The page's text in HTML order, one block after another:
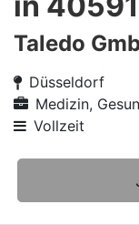
Taledo
Düsseldorf
Medizin,
Vollzeit